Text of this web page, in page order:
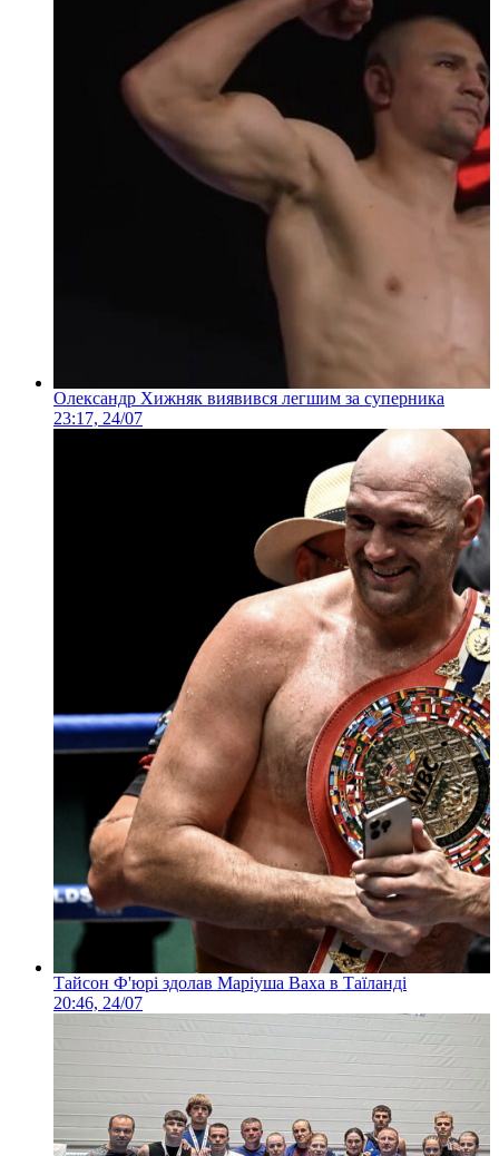
Олександр Хижняк виявився легшим за суперника
23:17, 24/07
Тайсон Ф'юрі здолав Маріуша Ваха в Таїланді
20:46, 24/07